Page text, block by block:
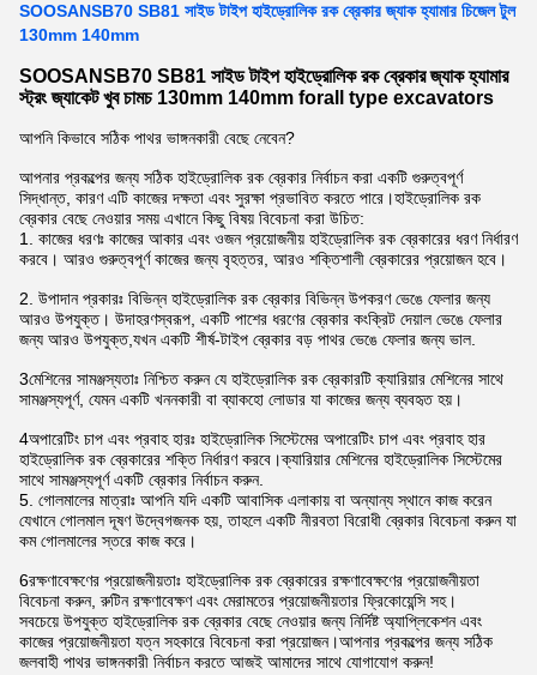
SOOSANSB70 SB81 সাইড টাইপ হাইড্রোলিক রক ব্রেকার জ্যাক হ্যামার চিজেল টুল
130mm 140mm
SOOSANSB70 SB81 সাইড টাইপ হাইড্রোলিক রক ব্রেকার জ্যাক হ্যামার
স্ট্রং জ্যাকেট খুব চামচ 130mm 140mm forall type excavators
আপনি কিভাবে সঠিক পাথর ভাঙ্গনকারী বেছে নেবেন?
আপনার প্রকল্পের জন্য সঠিক হাইড্রোলিক রক ব্রেকার নির্বাচন করা একটি গুরুত্বপূর্ণ
সিদ্ধান্ত, কারণ এটি কাজের দক্ষতা এবং সুরক্ষা প্রভাবিত করতে পারে।হাইড্রোলিক রক
ব্রেকার বেছে নেওয়ার সময় এখানে কিছু বিষয় বিবেচনা করা উচিত:
1. কাজের ধরণঃ কাজের আকার এবং ওজন প্রয়োজনীয় হাইড্রোলিক রক ব্রেকারের ধরণ নির্ধারণ
করবে। আরও গুরুত্বপূর্ণ কাজের জন্য বৃহত্তর, আরও শক্তিশালী ব্রেকারের প্রয়োজন হবে।
2. উপাদান প্রকারঃ বিভিন্ন হাইড্রোলিক রক ব্রেকার বিভিন্ন উপকরণ ভেঙে ফেলার জন্য
আরও উপযুক্ত। উদাহরণস্বরূপ, একটি পাশের ধরণের ব্রেকার কংক্রিট দেয়াল ভেঙে ফেলার
জন্য আরও উপযুক্ত,যখন একটি শীর্ষ-টাইপ ব্রেকার বড় পাথর ভেঙে ফেলার জন্য ভাল.
3মেশিনের সামঞ্জস্যতাঃ নিশ্চিত করুন যে হাইড্রোলিক রক ব্রেকারটি ক্যারিয়ার মেশিনের সাথে
সামঞ্জস্যপূর্ণ, যেমন একটি খননকারী বা ব্যাকহো লোডার যা কাজের জন্য ব্যবহৃত হয়।
4অপারেটিং চাপ এবং প্রবাহ হারঃ হাইড্রোলিক সিস্টেমের অপারেটিং চাপ এবং প্রবাহ হার
হাইড্রোলিক রক ব্রেকারের শক্তি নির্ধারণ করবে।ক্যারিয়ার মেশিনের হাইড্রোলিক সিস্টেমের
সাথে সামঞ্জস্যপূর্ণ একটি ব্রেকার নির্বাচন করুন.
5. গোলমালের মাত্রাঃ আপনি যদি একটি আবাসিক এলাকায় বা অন্যান্য স্থানে কাজ করেন
যেখানে গোলমাল দূষণ উদ্বেগজনক হয়, তাহলে একটি নীরবতা বিরোধী ব্রেকার বিবেচনা করুন যা
কম গোলমালের স্তরে কাজ করে।
6রক্ষণাবেক্ষণের প্রয়োজনীয়তাঃ হাইড্রোলিক রক ব্রেকারের রক্ষণাবেক্ষণের প্রয়োজনীয়তা
বিবেচনা করুন, রুটিন রক্ষণাবেক্ষণ এবং মেরামতের প্রয়োজনীয়তার ফ্রিকোয়েন্সি সহ।
সবচেয়ে উপযুক্ত হাইড্রোলিক রক ব্রেকার বেছে নেওয়ার জন্য নির্দিষ্ট অ্যাপ্লিকেশন এবং
কাজের প্রয়োজনীয়তা যত্ন সহকারে বিবেচনা করা প্রয়োজন।আপনার প্রকল্পের জন্য সঠিক
জলবাহী পাথর ভাঙ্গনকারী নির্বাচন করতে আজই আমাদের সাথে যোগাযোগ করুন!